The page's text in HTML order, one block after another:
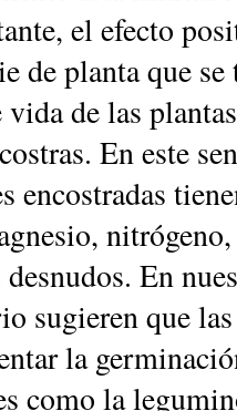
el efecto
de planta que
de las
En este
encostradas
En
sugieren que
la
como la